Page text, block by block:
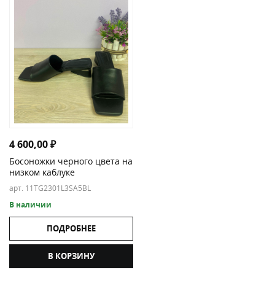
4 600,00₽
Босоножки черного цвета на
низком каблуке
арт. 11TG2301L3SA5BL
В наличии
ПОДРОБНЕЕ
В КОРЗИНУ